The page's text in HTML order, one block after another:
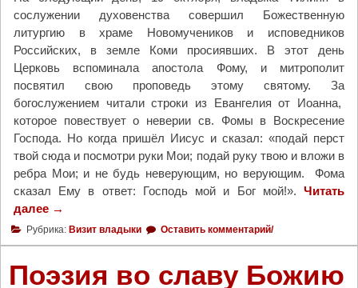
о
ы
з
и
е
сослужении духовенства совершил Божественную
литургию в храме Новомучеников и исповедников
Российских, в земле Коми просиявших. В этот день
Церковь вспоминала апостола Фому, и митрополит
посвятил свою проповедь этому святому. За
богослужением читали строки из Евангелия от Иоанна,
которое повествует о неверии св. Фомы в Воскресение
Господа. Но когда пришёл Иисус и сказал: «подай перст
твой сюда и посмотри руки Мои; подай руку твою и вложи в
ребра Мои; и не будь неверующим, но верующим. Фома
сказал Ему в ответ: Господь мой и Бог мой!». Читать
далее "
М
и
р
→
Рубрика: Визит владыки Оставить комментарий/
Поэзия во славу Божию